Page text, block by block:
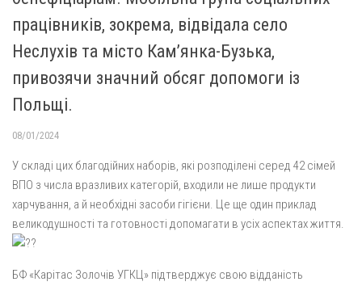
працівників, зокрема, відвідала село
Неслухів та місто Кам’янка-Бузька,
привозячи значний обсяг допомоги із
Польщі.
08/01/2024
У складі цих благодійних наборів, які розподілені серед 42 сімей
ВПО з числа вразливих категорій, входили не лише продукти
харчування, а й необхідні засоби гігієни. Це ще один приклад
великодушності та готовності допомагати в усіх аспектах життя.
БФ «Карітас Золочів УГКЦ» підтверджує свою відданість